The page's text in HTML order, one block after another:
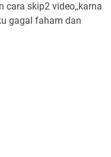
cara skip2 video,,karna
gagal faham dan